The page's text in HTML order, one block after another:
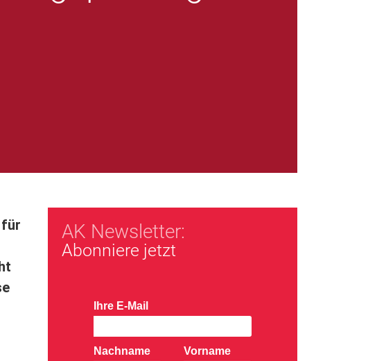
für
AK Newsletter:
Abonniere jetzt
Ihre E-Mail
Nachname Vorname